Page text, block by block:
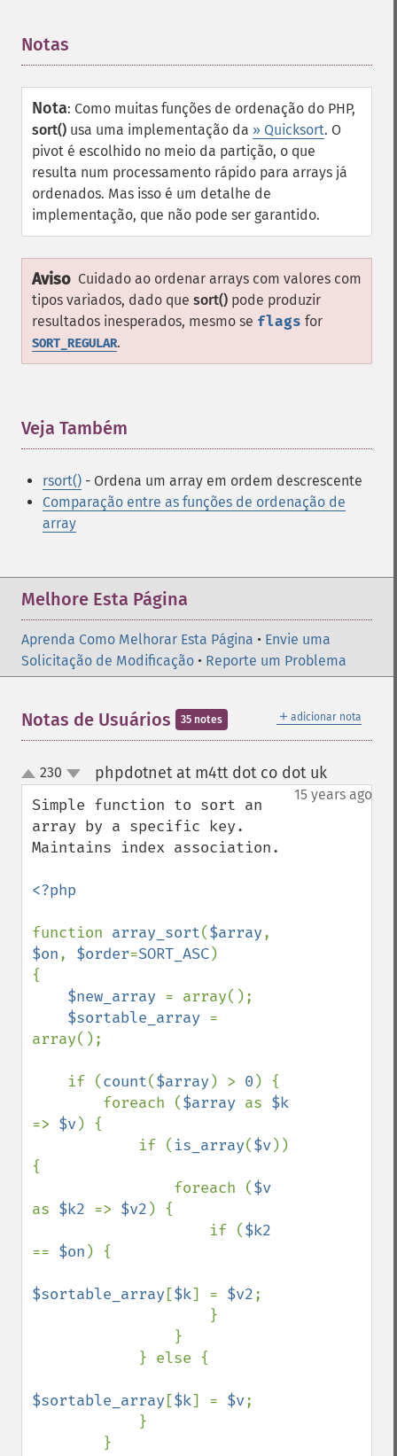
Notas
Nota: Como muitas funções de ordenação do PHP,
sort() usa uma implementação da » Quicksort. O
pivot é escolhido no meio da partição, o que
resulta num processamento rápido para arrays já
ordenados. Mas isso é um detalhe de
implementação, que não pode ser garantido.
Aviso Cuidado ao ordenar arrays com valores com
tipos variados, dado que sort() pode produzir
resultados inesperados, mesmo se flags for
SORT_REGULAR.
Veja Também
rsort() - Ordena um array em ordem descrescente
Comparação entre as funções de ordenação de
array
Melhore Esta Página
Aprenda Como Melhorar Esta Página • Envie uma
Solicitação de Modificação • Reporte um Problema
＋ adicionar nota
Notas de Usuários 35 notes
up
down
230 phpdotnet at m4tt dot co dot uk¶
15 years ago
Simple function to sort an
array by a specific key.
Maintains index association.
<?php
function array_sort($array
$on, $order=SORT_ASC)
{
$new_array = array();
$sortable_array =
array();
    if (
count($array ) > 0 ) {
        foreach (
$array as
=> $v) {
            if (
is_array($v))
{
                foreach (
as $k2 => $v2 ) {
                    if (
== $on ) {
$sortable_array [$k] = $v2;
$sortable_array [$k] = $v;